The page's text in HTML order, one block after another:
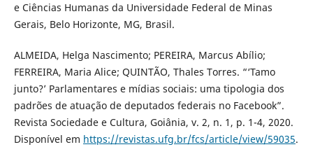
e Ciências Humanas da Universidade Federal de Minas
Gerais, Belo Horizonte, MG, Brasil.
ALMEIDA, Helga Nascimento; PEREIRA, Marcus Abílio;
FERREIRA, Maria Alice; QUINTÃO, Thales Torres. “‘Tamo
junto?’ Parlamentares e mídias sociais: uma tipologia dos
padrões de atuação de deputados federais no Facebook”.
Revista Sociedade e Cultura, Goiânia, v. 2, n. 1, p. 1-4, 2020.
Disponível em https://revistas.ufg.br/fcs/article/view/59035.